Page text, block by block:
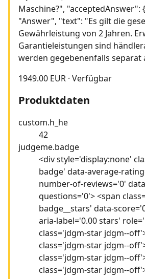
1949.00 EUR · Verfügbar
Produktdaten
custom.h_he
42
judgeme.badge
<div style='display:none'
badge' data-average-
number-of-reviews='0'
questions='0'> <span
badge__stars' data-
aria-label='0.00 stars'
class='jdgm-star jdgm--
class='jdgm-star jdgm--
class='jdgm-star jdgm--
class='jdgm-star jdgm--